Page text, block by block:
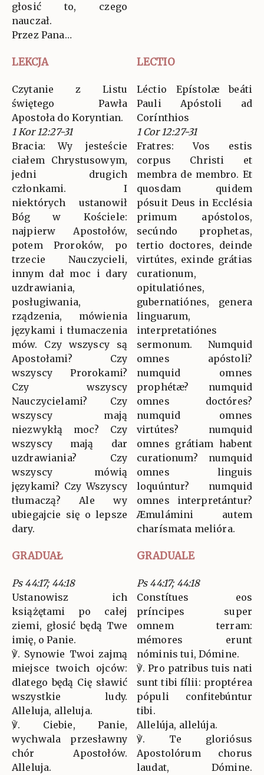
głosić to, czego
nauczał.
Przez Pana…
LEKCJA LECTIO
Czytanie z Listu
świętego Pawła
Apostoła do Koryntian.
1 Kor 12:27-31
Bracia: Wy jesteście
ciałem Chrystusowym,
jedni drugich
członkami. I
niektórych ustanowił
Bóg w Kościele:
najpierw Apostołów,
potem Proroków, po
trzecie Nauczycieli,
innym dał moc i dary
uzdrawiania,
posługiwania,
rządzenia, mówienia
językami i tłumaczenia
mów. Czy wszyscy są
Apostołami? Czy
wszyscy Prorokami?
Czy wszyscy
Nauczycielami? Czy
wszyscy mają
niezwykłą moc? Czy
wszyscy mają dar
uzdrawiania? Czy
wszyscy mówią
językami? Czy Wszyscy
tłumaczą? Ale wy
ubiegajcie się o lepsze
dary.
Léctio Epístolæ beáti
Pauli Apóstoli ad
Corínthios
1 Cor 12:27-31
Fratres: Vos estis
corpus Christi et
membra de membro. Et
quosdam quidem
pósuit Deus in Ecclésia
primum apóstolos,
secúndo prophetas,
tertio doctores, deinde
virtútes, exinde grátias
curationum,
opitulatiónes,
gubernatiónes, genera
linguarum,
interpretatiónes
sermonum. Numquid
omnes apóstoli?
numquid omnes
prophétæ? numquid
omnes doctóres?
numquid omnes
virtútes? numquid
omnes grátiam habent
curationum? numquid
omnes linguis
loquúntur? numquid
omnes interpretántur?
Æmulámini autem
charísmata melióra.
GRADUAŁ GRADUALE
Ps 44:17; 44:18
Ustanowisz ich
książętami po całej
ziemi, głosić będą Twe
imię, o Panie.
℣. Synowie Twoi zajmą
miejsce twoich ojców:
dlatego będą Cię sławić
wszystkie ludy.
Alleluja, alleluja.
℣. Ciebie, Panie,
wychwala przesławny
chór Apostołów.
Alleluja.
Ps 44:17; 44:18
Constítues eos
príncipes super
omnem terram:
mémores erunt
nóminis tui, Dómine.
℣. Pro patribus tuis nati
sunt tibi fílii: proptérea
pópuli confitebúntur
tibi.
Allelúja, allelúja.
℣. Te gloriósus
Apostolórum chorus
laudat, Dómine.